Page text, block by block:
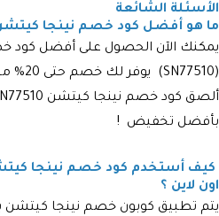
الأسئلة الشائعة
ما هو أفضل كود خصم نينجا كيتشن 2025 مجرب
يمكنك الآن الحصول على أفضل كود
(
SN77510
)
ألصق كود خصم نينجا كيتشن
بأفضل تخفيض !
كيف أستخدم كود خصم نينجا
اون لاين ؟
يتم تطبيق كوبون خصم نينجا كيتشن